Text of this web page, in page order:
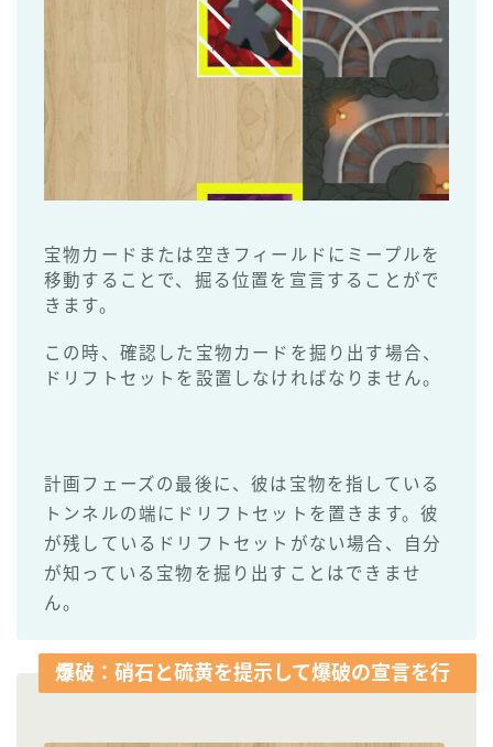
宝物カードまたは空きフィールドにミープルを
移動することで、掘る位置を宣言することがで
きます。
この時、確認した宝物カードを掘り出す場合、
ドリフトセットを設置しなければなりません。
計画フェーズの最後に、彼は宝物を指している
トンネルの端にドリフトセットを置きます。彼
が残しているドリフトセットがない場合、自分
が知っている宝物を掘り出すことはできませ
ん。
爆破：硝石と硫黄を提示して爆破の宣言を行う